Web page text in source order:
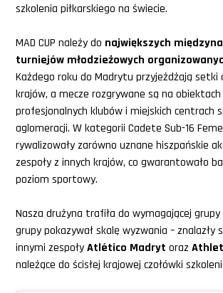
szkolenia piłkarskiego na świecie.
MAD CUP należy do największych
turniejów młodzieżowych
Każdego roku do Madrytu przyjeżdżają setki
krajów, a mecze rozgrywane są na
profesjonalnych klubów i miejskich centrach
aglomeracji. W kategorii Cadete Sub-16
rywalizowały zarówno uznane hiszpańskie
zespoły z innych krajów, co gwarantowało
poziom sportowy.
Nasza drużyna trafiła do wymagającej grupy
grupy pokazywał skalę wyzwania – znalazły
innymi zespołyAtlético Madryt oraz
należące do ścisłej krajowej czołówki